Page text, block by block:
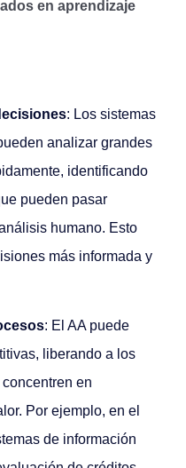
en aprendizaje
: Los sistemas
analizar grandes
identificando
pueden pasar
humano. Esto
más informada y
: El AA puede
liberando a los
en
Por ejemplo, en el
de información